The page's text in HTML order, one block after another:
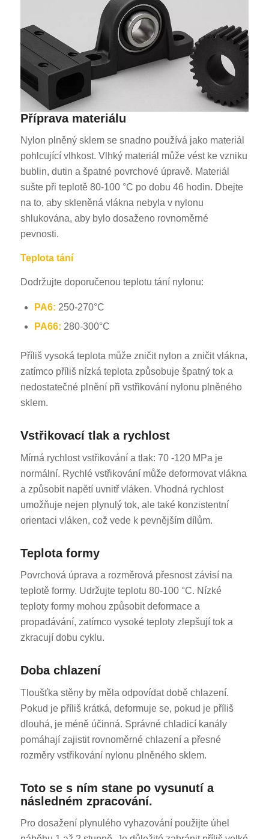
Příprava materiálu
Nylon plněný sklem se snadno používá jako materiál
pohlcující vlhkost. Vlhký materiál může vést ke vzniku
bublin, dutin a špatné povrchové úpravě. Materiál
sušte při teplotě 80-100 °C po dobu 46 hodin. Dbejte
na to, aby skleněná vlákna nebyla v nylonu
shlukována, aby bylo dosaženo rovnoměrné
pevnosti.
Teplota tání
Dodržujte doporučenou teplotu tání nylonu:
PA6: 250-270°C
PA66: 280-300°C
Příliš vysoká teplota může zničit nylon a zničit vlákna,
zatímco příliš nízká teplota způsobuje špatný tok a
nedostatečné plnění při vstřikování nylonu plněného
sklem.
Vstřikovací tlak a rychlost
Mírná rychlost vstřikování a tlak: 70 -120 MPa je
normální. Rychlé vstřikování může deformovat vlákna
a způsobit napětí uvnitř vláken. Vhodná rychlost
umožňuje nejen plynulý tok, ale také konzistentní
orientaci vláken, což vede k pevnějším dílům.
Teplota formy
Povrchová úprava a rozměrová přesnost závisí na
teplotě formy. Udržujte teplotu 80-100 °C. Nízké
teploty formy mohou způsobit deformace a
propadávání, zatímco vysoké teploty zlepšují tok a
zkracují dobu cyklu.
Doba chlazení
Tloušťka stěny by měla odpovídat době chlazení.
Pokud je příliš krátká, deformuje se, pokud je příliš
dlouhá, je méně účinná. Správné chladicí kanály
pomáhají zajistit rovnoměrné chlazení a přesné
rozměry vstřikování nylonu plněného sklem.
Toto se s ním stane po vysunutí a
následném zpracování.
Pro dosažení plynulého vyhazování použijte úhel